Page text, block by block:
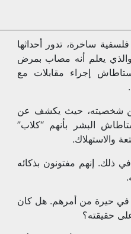
فلسفية ساخرة، تدور أحداثها
يعلم أنه مصاب بمرض
إجراء مقابلات مع
شخصيته، حيث يكشف عن
البشر بأنهم “كلاب”
والاستهلاك.
ذلك. إنهم مفتونون بذكائه
في حيرة من أمرهم. هل كان
حقيقته؟